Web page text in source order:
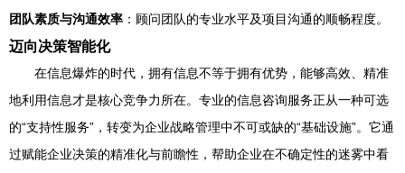
团队素质与沟通效率 ：顾问团队的专业水平及项目沟通的顺畅程度。
迈向决策智能化
在信息爆炸的时代，拥有信息不等于拥有优势，能够高效、精准
地利用信息才是核心竞争力所在。专业的信息咨询服务正从一种可选
的“支持性服务”，转变为企业战略管理中不可或缺的“基础设施”。它通
过赋能企业决策的精准化与前瞻性，帮助企业在不确定性的迷雾中看